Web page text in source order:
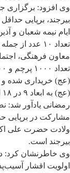
وی افزود:
ایام نیمه شعبان و
تعداد ۱۰ عدد از جمله برنامه‌های شهرداری در ماه شعبان است.
معاون فرهنگی،
(عج) خریداری شده و
(عج) به ابعاد ۹ در ۱۸ از جمله برنامه‌های مربوط به این مناسبت است.
ولادت حضرت علی
بیرجند است.
وی خاطرنشان کرد:
اولویت اقشار